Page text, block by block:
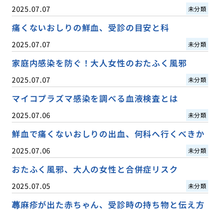
2025.07.07 未分類
痛くないおしりの鮮血、受診の目安と科
2025.07.07 未分類
家庭内感染を防ぐ！大人女性のおたふく風邪
2025.07.07 未分類
マイコプラズマ感染を調べる血液検査とは
2025.07.06 未分類
鮮血で痛くないおしりの出血、何科へ行くべきか
2025.07.06 未分類
おたふく風邪、大人の女性と合併症リスク
2025.07.05 未分類
蕁麻疹が出た赤ちゃん、受診時の持ち物と伝え方